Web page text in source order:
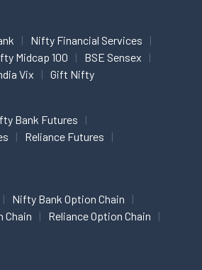
Nifty Financial Services
Midcap 100
BSE Sensex
Vix Gift Nifty
Bank Futures
Reliance Futures
Nifty Bank Option Chain
Chain
Reliance Option Chain